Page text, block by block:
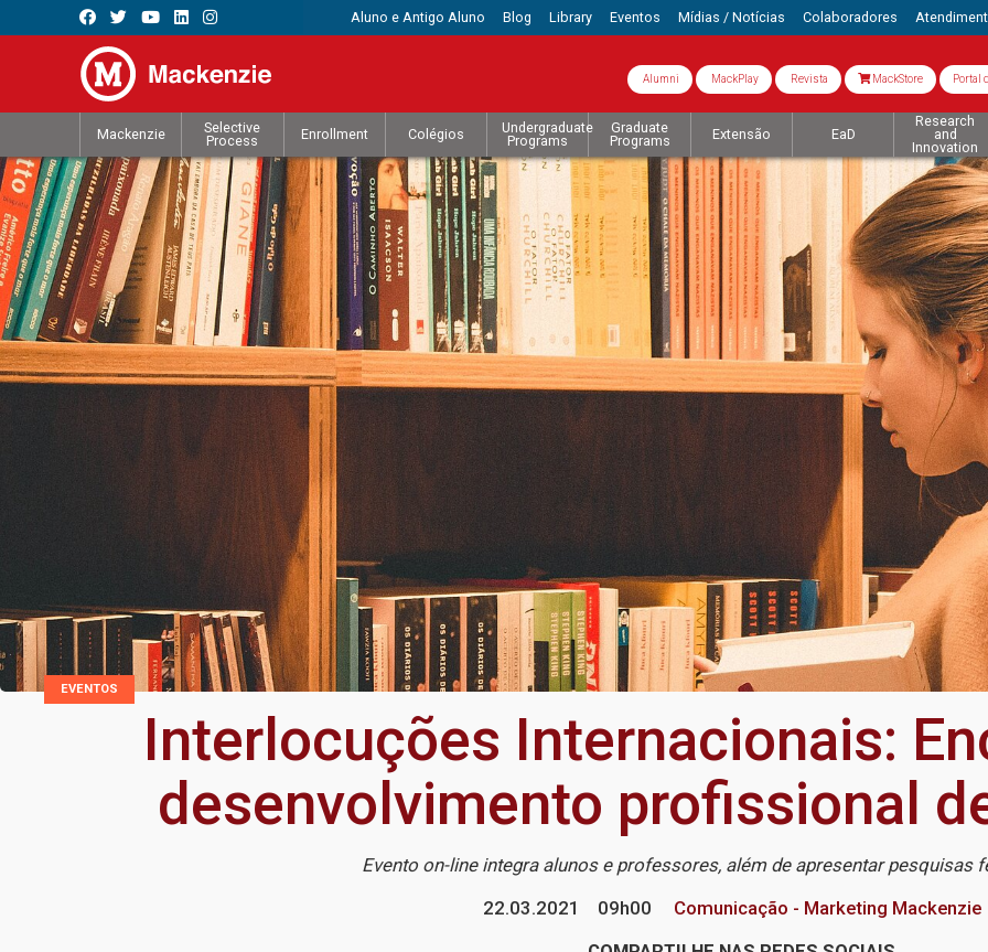
Aluno e Antigo Aluno Blog Library Eventos Mídias / Notícias Colaboradores
Alumni MackPlay Revista MackStore Portal
Mackenzie
Selective
Process
Enrollment Colégios
Undergraduate
Programs
Graduate
Programs
Extensão EaD
Research
and
Innovation
EVENTOS
Interlocuções Internacionais:
desenvolvimento profissional
Evento on-line integra alunos e professores, além de apresentar pesquisas
22.03.2021
09h00
Comunicação - Marketing Mackenzie